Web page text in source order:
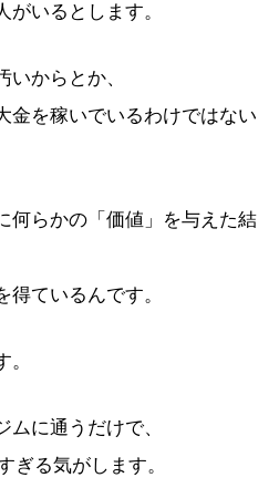
いるとします。
からとか、
金を稼いでいるわけではない
何らかの「価値」を与えた結
ているんです。
に通うだけで、
ぎる気がします。